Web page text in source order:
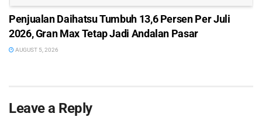
Penjualan Daihatsu Tumbuh 13,6 Persen Per Juli
2026, Gran Max Tetap Jadi Andalan Pasar
AUGUST 5, 2026
Leave a Reply